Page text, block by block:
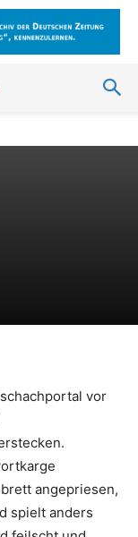
vor
angepriesen,
spielt anders